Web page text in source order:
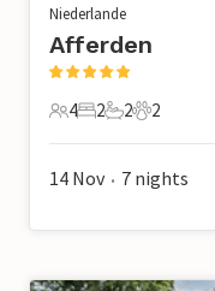
Niederlande
Afferden
4 Gäste
4
2 Schlafzimmer
2
2 Badezimmer
2
2 Haustiere
2
14 Nov • 7 nights